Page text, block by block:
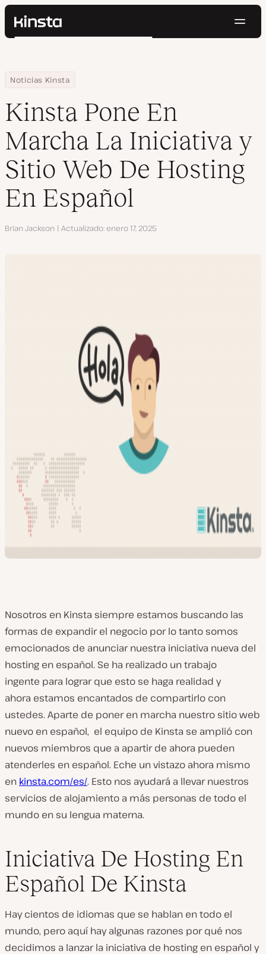
Kinsta®
Precios
Contacto
Buscar
Home
Centro de Recursos
Blog
Noticias Kinsta
Kinsta Pone En Marcha La Iniciativa y Sitio Web De Hosting En
Kinsta Pone En
Marcha La Iniciativa y
Sitio Web De Hosting
En Español
Autor
Brian Jackson Actualizado enero 17, 2025
Nosotros en Kinsta siempre estamos buscando las
formas de expandir el negocio por lo tanto somos
emocionados de anunciar nuestra iniciativa nueva del
hosting en español. Se ha realizado un trabajo
ingente para lograr que esto se haga realidad y
ahora estamos encantados de compartirlo con
ustedes. Aparte de poner en marcha nuestro sitio web
nuevo en español, el equipo de Kinsta se amplió con
nuevos miembros que a apartir de ahora pueden
atenderles en español. Eche un vistazo ahora mismo
en kinsta.com/es/. Esto nos ayudará a llevar nuestros
servicios de alojamiento a más personas de todo el
mundo en su lengua materna.
Iniciativa De Hosting En
Español De Kinsta
Hay cientos de idiomas que se hablan en todo el
mundo, pero aquí hay algunas razones por qué nos
decidimos a lanzar la iniciativa de hosting en español y